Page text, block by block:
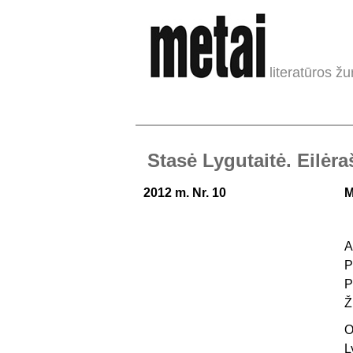
literatūros
Stasė Lygutaitė.
2012 m. Nr. 10